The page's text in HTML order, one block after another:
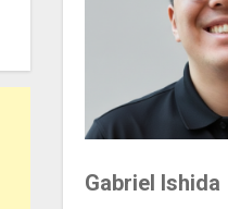
Gabriel Ishida